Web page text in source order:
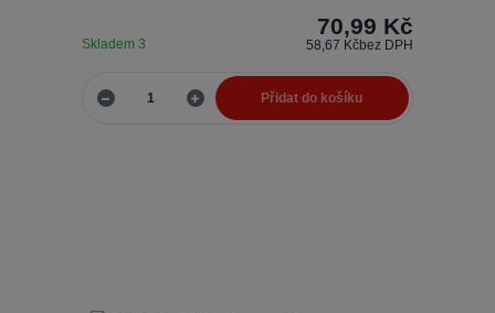
70,99 Kč
58,67 Kčbez DPH
Skladem 3
Přidat do košíku